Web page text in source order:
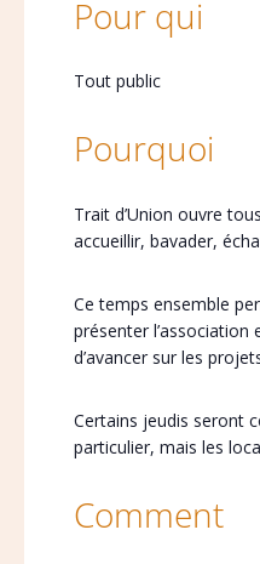
Pour qui
Tout public
Pourquoi
Trait d’Union ouvre
accueillir, bavader,
Ce temps ensemble
présenter l’association
d’avancer sur les
Certains jeudis seront
particulier, mais les
Comment